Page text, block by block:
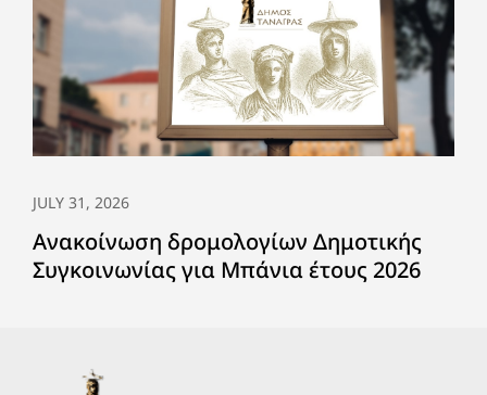
JULY 31, 2026
Ανακοίνωση δρομολογίων Δημοτικής
Συγκοινωνίας για Μπάνια έτους 2026